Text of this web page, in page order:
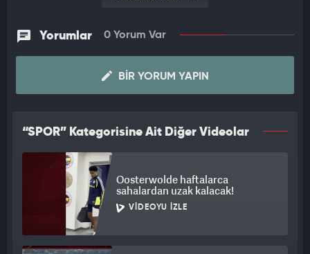
Yorumlar 0 Yorum Var
BIR YORUM YAPIN
“SPOR” Kategorisine Ait Diğer Videolar
Oosterwolde haftalarca
sahalardan uzak kalacak!
VIDEOYU İZLE